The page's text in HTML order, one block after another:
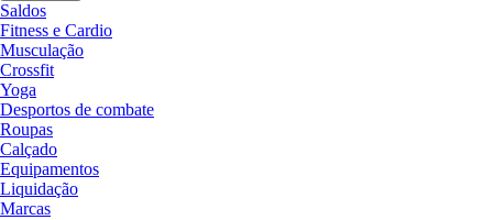
Saldos
Fitness e Cardio
Musculação
Crossfit
Yoga
Desportos de combate
Roupas
Calçado
Equipamentos
Liquidação
Marcas